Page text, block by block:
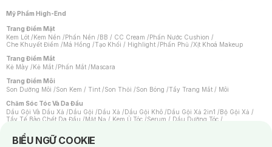
Mỹ Phẩm High-End
Trang Điểm Mặt
Kem Lót /Kem Nền /Phấn Nền /BB / CC Cream /Phấn Nước Cushion /
Che Khuyết Điểm /Má Hồng /Tạo Khối / Highlight /Phấn Phủ /Xịt Khoá Makeup
Trang Điểm Mắt
Kẻ Mày /Kẻ Mắt /Phấn Mắt /Mascara
Trang Điểm Môi
Son Dưỡng Môi /Son Kem / Tint /Son Thỏi /Son Bóng /Tẩy Trang Mắt / Môi
Chăm Sóc Tóc Và Da Đầu
Dầu Gội Và Dầu Xả /Dầu Gội /Dầu Xả /Dầu Gội Khô /Dầu Gội Xả 2in1 /Bộ Gội Xả /
Tẩy Tế Bào Chết Da Đầu /Mặt Nạ / Kem Ủ Tóc /Serum / Dầu Dưỡng Tóc /
Máy Sấy Tóc
Lược
BIỂU NGỮ COOKIE
Notice about cookies usage